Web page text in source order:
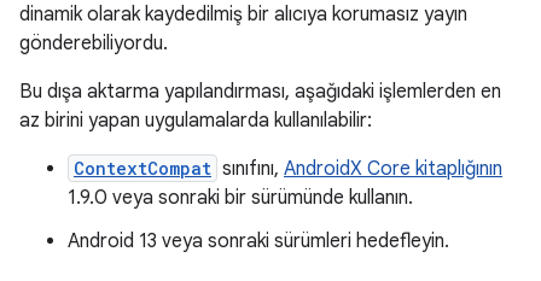
dinamik olarak kaydedilmiş bir alıcıya korumasız yayın
gönderebiliyordu.
Bu dışa aktarma yapılandırması, aşağıdaki işlemlerden en
az birini yapan uygulamalarda kullanılabilir:
ContextCompat sınıfını, AndroidX Core kitaplığının
1.9.0 veya sonraki bir sürümünde kullanın.
Android 13 veya sonraki sürümleri hedefleyin.